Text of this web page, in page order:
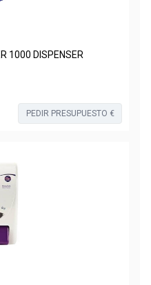
1000 DISPENSER
PEDIR PRESUPUESTO €